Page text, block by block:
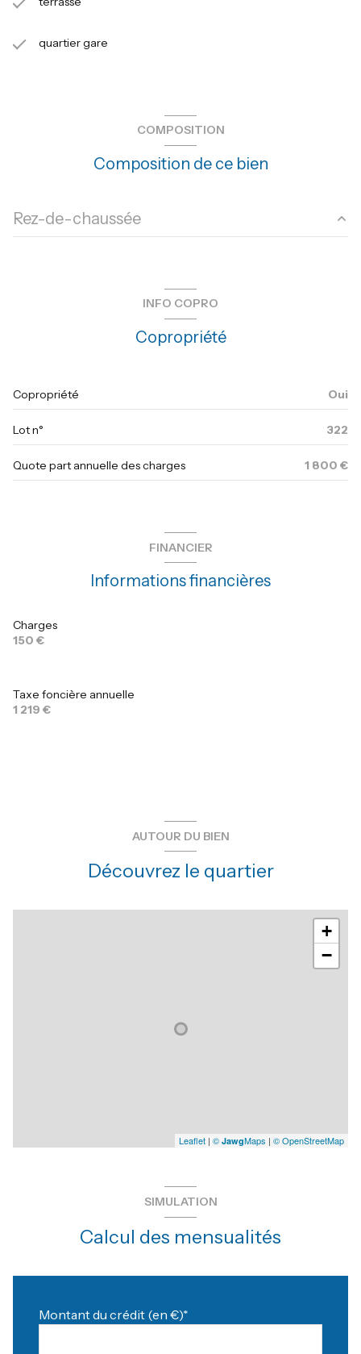
quartier gare
COMPOSITION
Composition de ce bien
Rez-de-chaussée
dressing
INFO COPRO
Copropriété
Copropriété Oui
Lot n° 322
Quote part annuelle des charges 1 800 €
FINANCIER
Informations financières
Charges
150 €
Taxe foncière annuelle
1 219 €
AUTOUR DU BIEN
Découvrez le quartier
+
−
Leaflet | © JawgMaps | © OpenStreetMap
SIMULATION
Calcul des mensualités
Montant du crédit (en €)*